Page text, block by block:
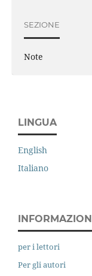
SEZIONE
Note
LINGUA
English
Italiano
per i lettori
Per gli autori